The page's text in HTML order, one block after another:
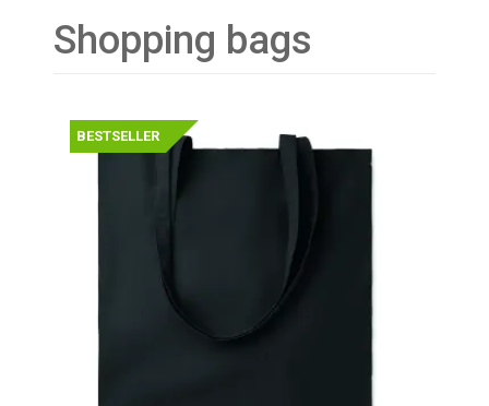
Shopping bags
BESTSELLER